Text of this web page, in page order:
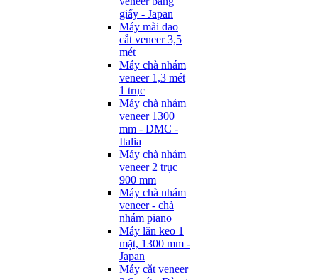
giấy - Japan
Máy mài dao
cắt veneer 3,5
mét
Máy chà nhám
veneer 1,3 mét
1 trục
Máy chà nhám
veneer 1300
mm - DMC -
Italia
Máy chà nhám
veneer 2 trục
900 mm
Máy chà nhám
veneer - chà
nhám piano
Máy lăn keo 1
mặt, 1300 mm -
Japan
Máy cắt veneer